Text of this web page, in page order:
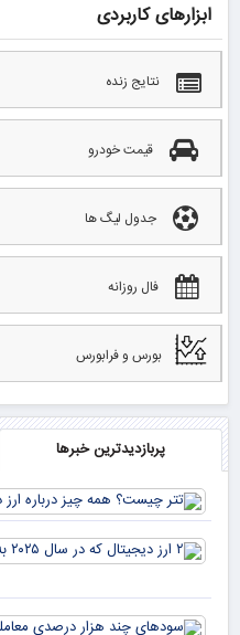
ابزارهای کاربردی
نتایج زنده
قیمت خودرو
جدول لیگ ها
فال روزانه
بورس و فرابورس
پربازدیدترین خبرها